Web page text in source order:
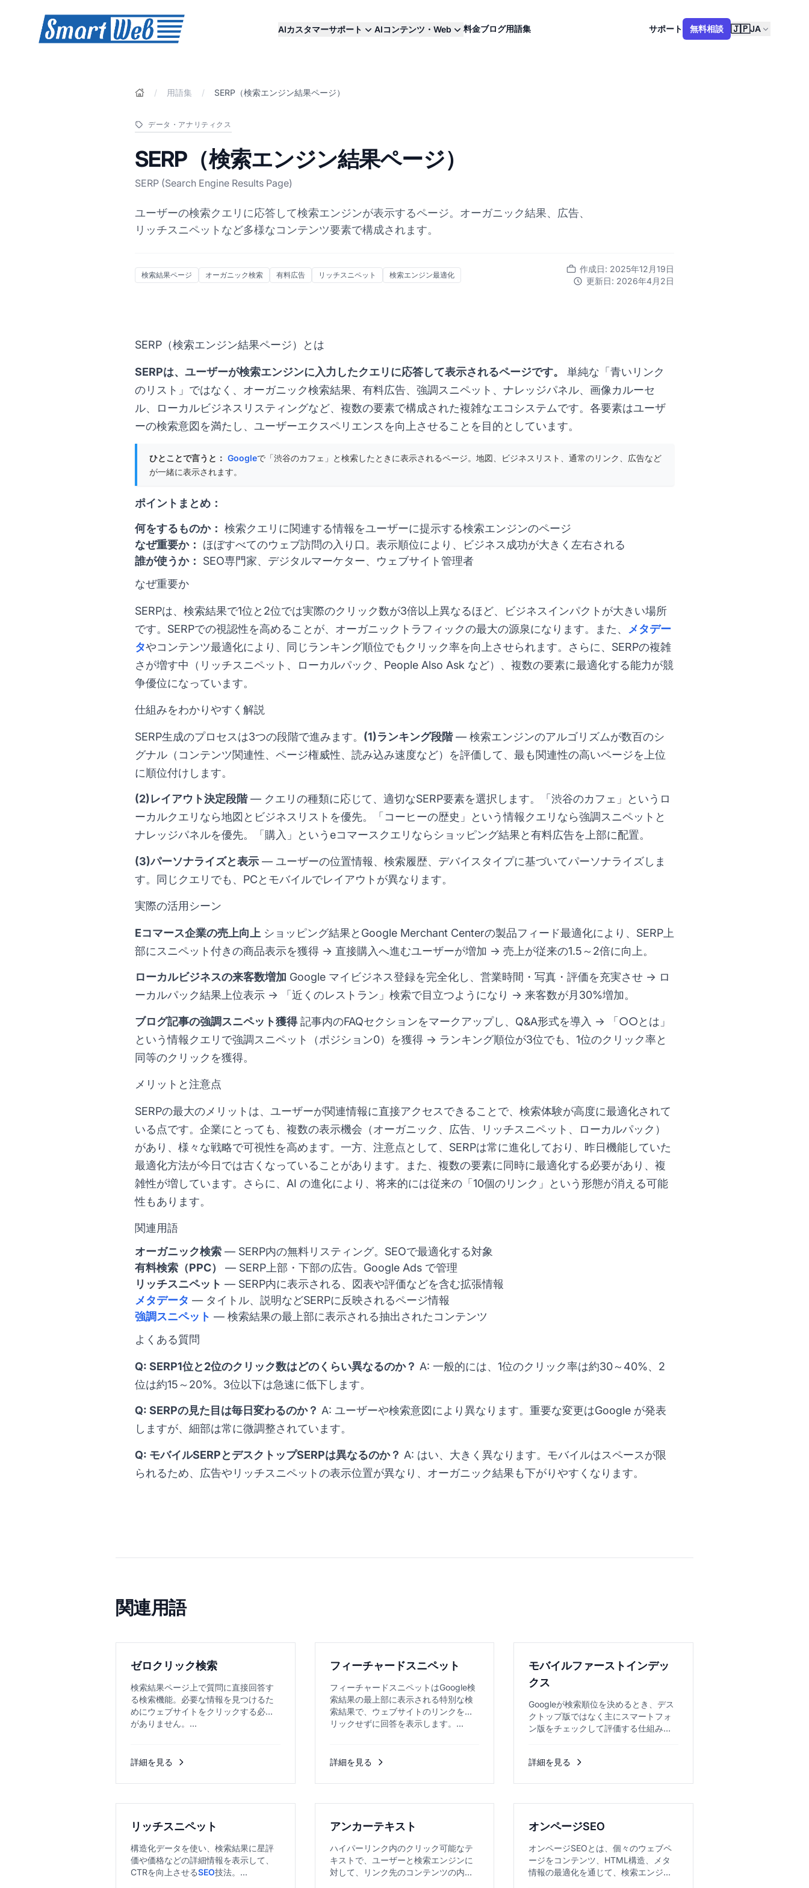
SmartWeb
AIカスタマーサポート AIコンテンツ・Web 料金ブログ用語集 サポート 無料相談 🇯🇵JA
/ 用語集 / SERP（検索エンジン結果ページ）
データ・アナリティクス
SERP（検索エンジン結果ページ）
SERP (Search Engine Results Page)
ユーザーの検索クエリに応答して検索エンジンが表示するページ。オーガニック結果、広告、
リッチスニペットなど多様なコンテンツ要素で構成されます。
検索結果ページ オーガニック検索 有料広告 リッチスニペット 検索エンジン最適化
作成日: 2025年12月19日
更新日: 2026年4月2日
SERP（検索エンジン結果ページ）とは
SERPは、ユーザーが検索エンジンに入力したクエリに応答して表示されるページです。
単純な「青いリンク
のリスト」ではなく、 オーガニック検索結果、有料広告、強調スニペット、ナレッジパネル、画像カルーセ
ル、ローカルビジネスリスティングなど、複数の要素で構成された複雑なエコシステムです。各要素はユーザ
ーの検索意図を満たし、ユーザーエクスペリエンスを向上させることを目的としています。
ひとことで言うと： Googleで「渋谷のカフェ」と検索したときに表示されるページ。地図、ビジネスリスト、通常のリンク、広告など
が一緒に表示されます。
ポイントまとめ：
何をするものか： 検索クエリに関連する情報をユーザーに提示する検索エンジンのページ
なぜ重要か：
ほぼすべてのウェブ訪問の入り口。表示順位により、ビジネス成功が大きく左右される
誰が使うか：
SEO専門家、デジタルマーケター、ウェブサイト管理者
なぜ重要か
SERPは、検索結果で1位と2位では実際のクリック数が3倍以上異なるほど、ビジネスインパクトが大きい場所
です。SERPでの視認性を高めることが、オーガニックトラフィックの最大の源泉になります。また、
メタデー
タやコンテンツ最適化により、同じランキング順位でもクリック率を向上させられます。さらに、SERPの複雑
さが増す中（リッチスニペット、ローカルパック、People Also Ask など）、複数の要素に最適化する能力が競
争優位になっています。
仕組みをわかりやすく解説
SERP生成のプロセスは3つの段階で進みます。 (1)ランキング段階— 検索エンジンのアルゴリズムが数百のシ
グナル（コンテンツ関連性、ページ権威性、読み込み速度など）を評価して、最も関連性の高いページを上位
に順位付けします。
(2)レイアウト決定段階— クエリの種類に応じて、適切なSERP要素を選択します。「渋谷のカフェ」というロ
ーカルクエリなら地図とビジネスリストを優先。「コーヒーの歴史」という情報クエリなら強調スニペットと
ナレッジパネルを優先。「購入」というeコマースクエリならショッピング結果と有料広告を上部に配置。
(3)パーソナライズと表示 — ユーザーの位置情報、検索履歴、デバイスタイプに基づいてパーソナライズしま
す。同じクエリでも、PCとモバイルでレイアウトが異なります。
実際の活用シーン
Eコマース企業の売上向上 ショッピング結果とGoogle Merchant Centerの製品フィード最適化により、SERP上
部にスニペット付きの商品表示を獲得 → 直接購入へ進むユーザーが増加 → 売上が従来の1.5～2倍に向上。
ローカルビジネスの来客数増加 Google マイビジネス登録を完全化し、営業時間・写真・評価を充実させ → ロ
ーカルパック結果上位表示 → 「近くのレストラン」検索で目立つようになり → 来客数が月30%増加。
ブログ記事の強調スニペット獲得記事内のFAQセクションをマークアップし、Q&A形式を導入 → 「○○とは」
という情報クエリで強調スニペット（ポジション0）を獲得 → ランキング順位が3位でも、1位のクリック率と
同等のクリックを獲得。
メリットと注意点
SERPの最大のメリットは、ユーザーが関連情報に直接アクセスできることで、検索体験が高度に最適化されて
いる点です。企業にとっても、複数の表示機会（オーガニック、広告、リッチスニペット、ローカルパック）
があり、様々な戦略で可視性を高めます。一方、注意点として、SERPは常に進化しており、昨日機能していた
最適化方法が今日では古くなっていることがあります。また、複数の要素に同時に最適化する必要があり、複
雑性が増しています。さらに、AI の進化により、将来的には従来の「10個のリンク」という形態が消える可能
性もあります。
関連用語
オーガニック検索 — SERP内の無料リスティング。SEOで最適化する対象
有料検索（PPC）
— SERP上部・下部の広告。Google Ads で管理
リッチスニペット — SERP内に表示される、図表や評価などを含む拡張情報
メタデータ — タイトル、説明などSERPに反映されるページ情報
強調スニペット — 検索結果の最上部に表示される抽出されたコンテンツ
よくある質問
Q: SERP1位と2位のクリック数はどのくらい異なるのか？ A: 一般的には、1位のクリック率は約30～40%、2
位は約15～20%。3位以下は急速に低下します。
Q: SERPの見た目は毎日変わるのか？ A: ユーザーや検索意図により異なります。重要な変更はGoogle が発表
しますが、細部は常に微調整されています。
Q: モバイルSERPとデスクトップSERPは異なるのか？ A: はい、大きく異なります。モバイルはスペースが限
られるため、広告やリッチスニペットの表示位置が異なり、オーガニック結果も下がりやすくなります。
関連用語
ゼロクリック検索
検索結果ページ上で質問に直接回答す
る検索機能。必要な情報を見つけるた
めにウェブサイトをクリックする必要
がありません。...
詳細を見る
フィーチャードスニペット
フィーチャードスニペットはGoogle検
索結果の最上部に表示される特別な検
索結果で、ウェブサイトのリンクをク
リックせずに回答を表示します。...
詳細を見る
モバイルファーストインデッ
クス
Googleが検索順位を決めるとき、デス
クトップ版ではなく主にスマートフォ
ン版をチェックして評価する仕組みで
詳細を見る
リッチスニペット
構造化データを使い、検索結果に星評
価や価格などの詳細情報を表示して、
CTRを向上させるSEO技法。...
アンカーテキスト
ハイパーリンク内のクリック可能なテ
キストで、ユーザーと検索エンジンに
対して、リンク先のコンテンツの内容
オンページSEO
オンページSEOとは、個々のウェブペ
ージをコンテンツ、HTML構造、メタ
情報の最適化を通じて、検索エンジン